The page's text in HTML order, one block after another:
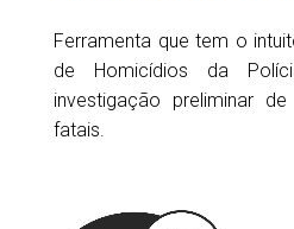
Ferramenta que tem o
de Homicídios da
investigação preliminar
fatais.